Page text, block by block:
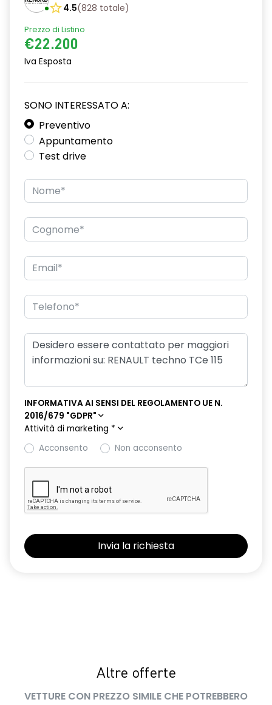
4.5(828 totale)
Prezzo di Listino
€22.200
Iva Esposta
SONO INTERESSATO A:
Preventivo
Appuntamento
Test drive
INFORMATIVA AI SENSI DEL REGOLAMENTO UE N.
2016/679 "GDPR"
Attività di marketing *
Acconsento
Non acconsento
Altre offerte
VETTURE CON PREZZO SIMILE CHE POTREBBERO